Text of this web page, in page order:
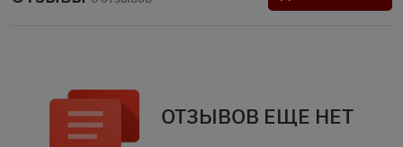
ОТЗЫВОВ ЕЩЕ НЕТ